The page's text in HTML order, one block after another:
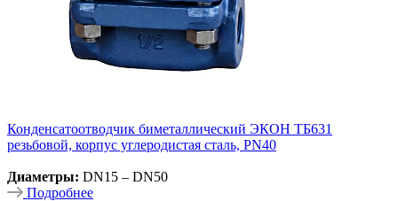
Конденсатоотводчик биметаллический ЭКОН ТБ631
резьбовой, корпус углеродистая сталь, PN40
Диаметры: DN15 – DN50
Подробнее